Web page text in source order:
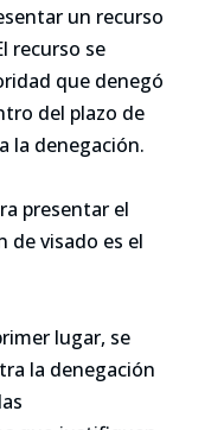
un recurso
recurso se
que denegó
del plazo de
la denegación.
presentar el
de visado es el
lugar, se
la denegación